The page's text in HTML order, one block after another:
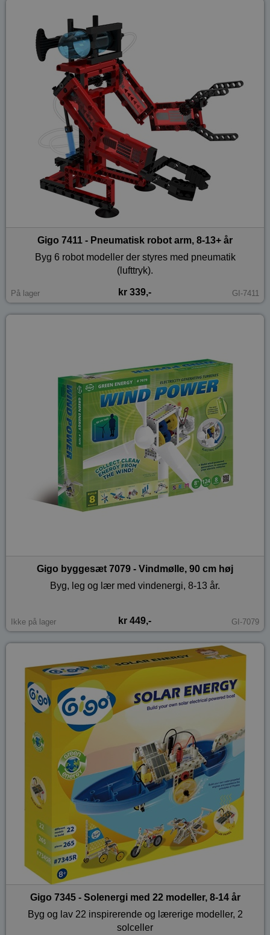
Gigo 7411 - Pneumatisk robot arm, 8-13+ år
Byg 6 robot modeller der styres med pneumatik
(lufttryk).
På lager kr 339,- GI-7411
Gigo byggesæt 7079 - Vindmølle, 90 cm høj
Byg, leg og lær med vindenergi, 8-13 år.
Ikke på lager kr 449,- GI-7079
Gigo 7345 - Solenergi med 22 modeller, 8-14 år
Byg og lav 22 inspirerende og lærerige modeller, 2
solceller